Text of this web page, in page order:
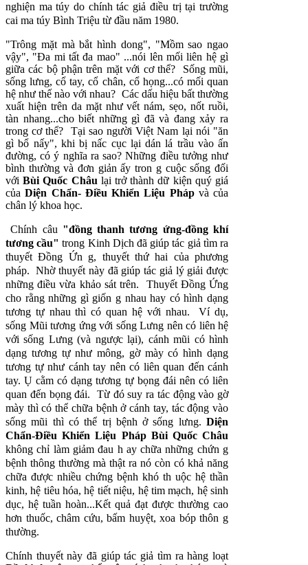
nghiện ma túy do chính tác giả điều trị tại trường
cai ma túy Bình Triệu từ đầu năm 1980.
"Trông mặt mà bắt hình dong", "Mồm sao ngao
vậy", "Ða mi tất đa mao" ...nói lên mối liên hệ gì
giữa các bộ phận trên mặt với cơ thể? Sống mũi,
sống lưng, cổ tay, cổ chân, cổ họng...có mối quan
hệ như thế nào với nhau? Các dấu hiệu bất thường
xuất hiện trên da mặt như vết nám, sẹo, nốt ruồi,
tàn nhang...cho biết những gì đã và đang xảy ra
trong cơ thể? Tại sao người Việt Nam lại nói "ăn
gì bổ nấy", khi bị nấc cục lại dán lá trầu vào ấn
đường, có ý nghĩa ra sao? Những điều tưởng như
bình thường và đơn giản ấy tron g cuộc sống đối
vớiBùi Quốc Châu lại trở thành dữ kiện quý giá
củaDiện Chẩn- Ðiều Khiển Liệu Phápvà của
chân lý khoa học.
Chính câu "đồng thanh tương ứng-đồng khí
tương cầu" trong Kinh Dịch đã giúp tác giả tìm ra
thuyết Ðồng Ứn g, thuyết thứ hai của phương
pháp. Nhờ thuyết này đã giúp tác giả lý giải được
những điều vừa khảo sát trên. Thuyết Ðồng Ứng
cho rằng những gì giốn g nhau hay có hình dạng
tương tự nhau thì có quan hệ với nhau. Ví dụ,
sống Mũi tương ứng với sống Lưng nên có liên hệ
với sống Lưng (và ngược lại), cánh mũi có hình
dạng tương tự như mông, gờ mày có hình dạng
tương tự như cánh tay nên có liên quan đến cánh
tay. Ụ cằm có dạng tương tự bọng đái nên có liên
quan đến bọng đái. Từ đó suy ra tác động vào gờ
mày thì có thể chữa bệnh ở cánh tay, tác động vào
sống mũi thì có thể trị bệnh ở sống lưng. Diện
Chẩn-Ðiều Khiển Liệu Pháp Bùi Quốc Châu
không chỉ làm giảm đau h ay chữa những chứn g
bệnh thông thường mà thật ra nó còn có khả năng
chữa được nhiều chứng bệnh khó th uộc hệ thần
kinh, hệ tiêu hóa, hệ tiết niệu, hệ tim mạch, hệ sinh
dục, hệ tuần hoàn...Kết quả đạt được thường cao
hơn thuốc, châm cứu, bấm huyệt, xoa bóp thôn g
thường.
Chính thuyết này đã giúp tác giả tìm ra hàng loạt